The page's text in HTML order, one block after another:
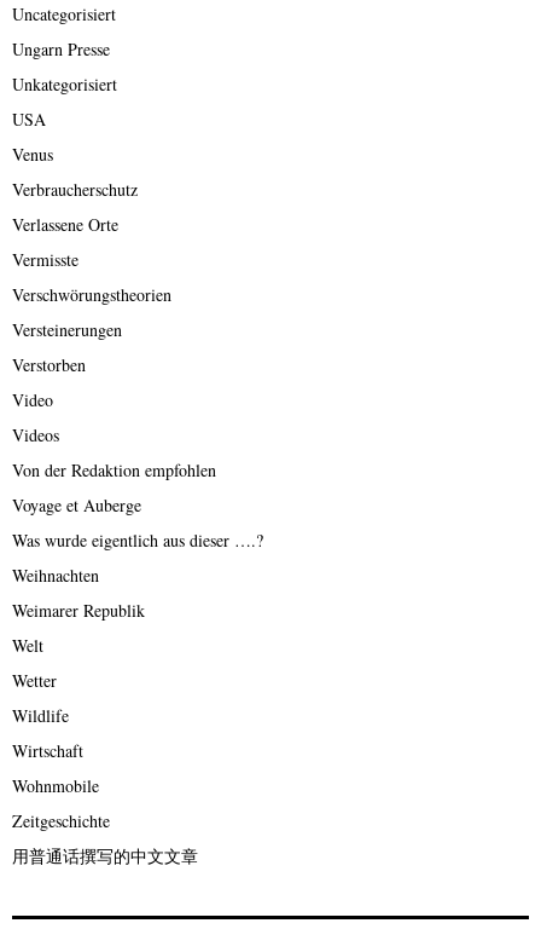
Uncategorisiert
Ungarn Presse
Unkategorisiert
USA
Venus
Verbraucherschutz
Verlassene Orte
Vermisste
Verschwörungstheorien
Versteinerungen
Verstorben
Video
Videos
Von der Redaktion empfohlen
Voyage et Auberge
Was wurde eigentlich aus dieser ….?
Weihnachten
Weimarer Republik
Welt
Wetter
Wildlife
Wirtschaft
Wohnmobile
Zeitgeschichte
用普通话撰写的中文文章